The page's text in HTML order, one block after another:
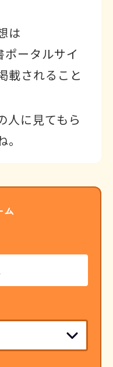
は
ポータルサイ
載されること
人に見てもら
ム